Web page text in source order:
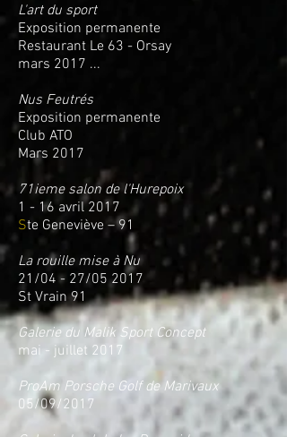
L'art du sport
Exposition permanente
Restaurant Le 63 - Orsay
mars 2017 ...
Nus Feutrés
Exposition permanente
Club ATO
Mars 2017
71ieme salon de l'Hurepoix
1 - 16 avril 2017
Ste Geneviève – 91
La rouille mise à Nu
21/04 - 27/05 2017
St Vrain 91
Galerie du Malik Sport Concept
mai - juillet 2017
ProAm Porsche Golf de Marivaux
05/09/2017